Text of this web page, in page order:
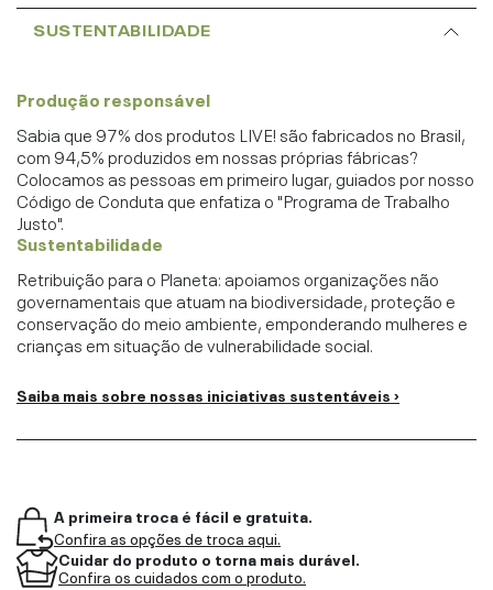
SUSTENTABILIDADE
Produção responsável
Sabia que 97% dos produtos LIVE! são fabricados no Brasil,
com 94,5% produzidos em nossas próprias fábricas?
Colocamos as pessoas em primeiro lugar, guiados por nosso
Código de Conduta que enfatiza o "Programa de Trabalho
Justo".
Sustentabilidade
Retribuição para o Planeta: apoiamos organizações não
governamentais que atuam na biodiversidade, proteção e
conservação do meio ambiente, emponderando mulheres e
crianças em situação de vulnerabilidade social.
Saiba mais sobre nossas iniciativas sustentáveis ›
A primeira troca é fácil e gratuita.
Confira as opções de troca aqui.
Cuidar do produto o torna mais durável.
Confira os cuidados com o produto.